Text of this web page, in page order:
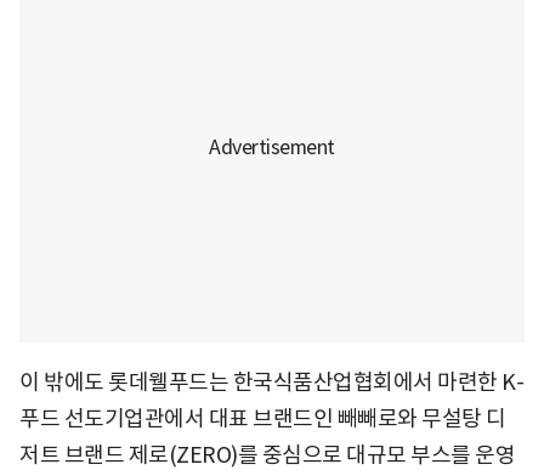
이 밖에도 롯데웰푸드는 한국식품산업협회에서 마련한 K-
푸드 선도기업관에서 대표 브랜드인 빼빼로와 무설탕 디
저트 브랜드 제로(ZERO)를 중심으로 대규모 부스를 운영